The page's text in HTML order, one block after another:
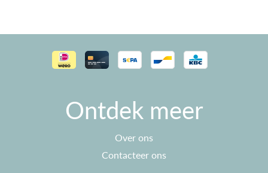
Ontdek meer
Over ons
Contacteer ons